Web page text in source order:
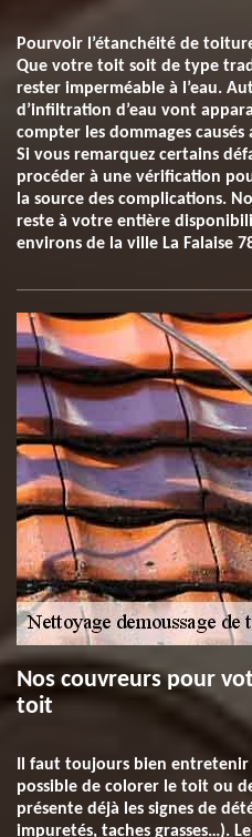
Pourvoir l’étanchéité de
Que votre toit soit de type
rester imperméable à l’eau.
d’infiltration d’eau vont
compter les dommages
Si vous remarquez certains
procéder à une vérification
la source des complications.
reste à votre entière
environs de la ville La Falaise
Nos couvreurs pour
toit
Il faut toujours bien
possible de colorer le toit ou
présente déjà les signes de
impuretés, taches grasses…).